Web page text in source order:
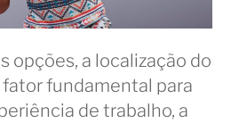
opções, a localização do
fundamental para
de trabalho, a